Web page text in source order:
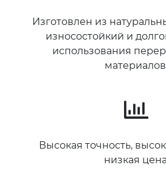
Изготовлен из
износостойкий и
использования
Высокая точность,
низкая